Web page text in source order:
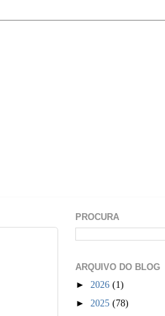
PROCURA
ARQUIVO DO BLOG
► 2026 (1)
► 2025 (78)